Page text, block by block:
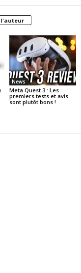
l'auteur
News
Meta Quest 3 : Les
premiers tests et avis
sont plutôt bons !